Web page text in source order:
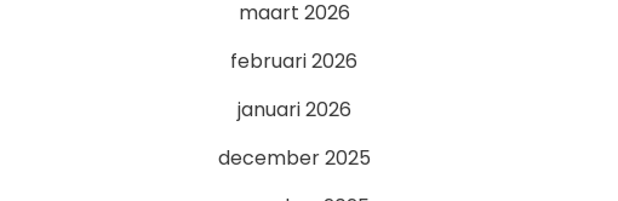
maart 2026
februari 2026
januari 2026
december 2025